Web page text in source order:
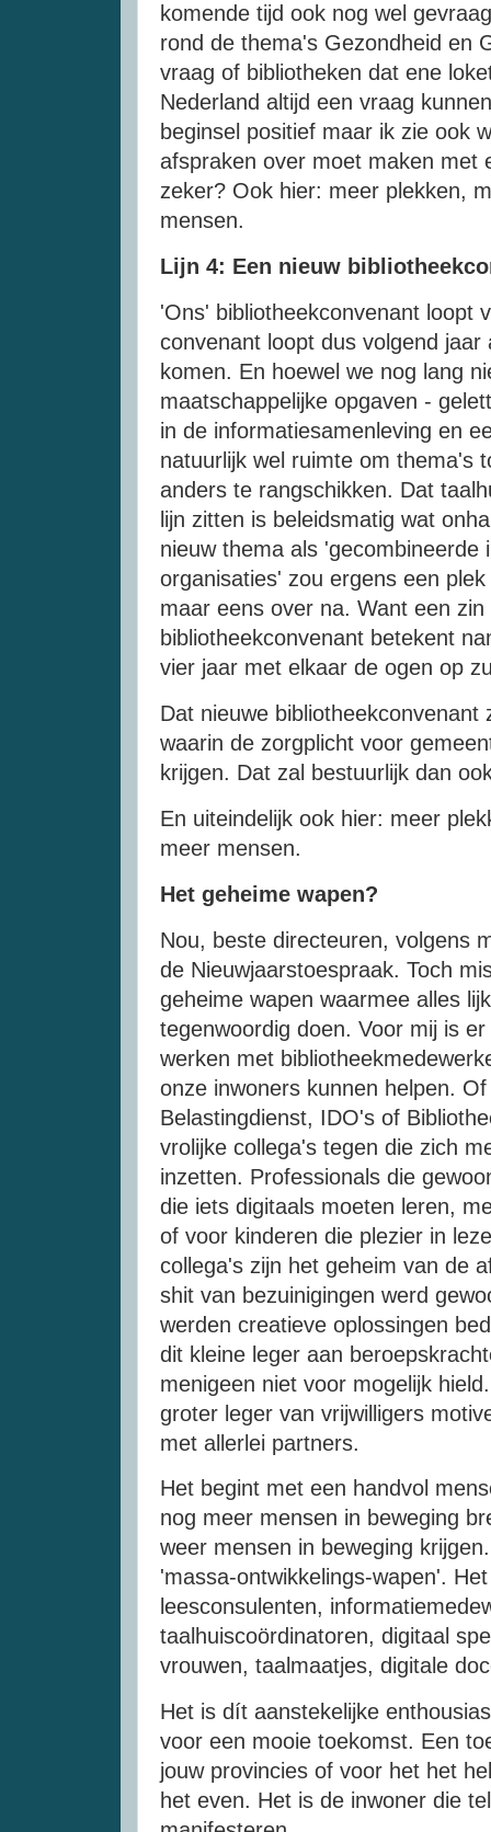
komende tijd ook nog wel
rond de thema's Gezondheid en
vraag of bibliotheken dat ene
Nederland altijd een vraag
beginsel positief maar ik zie ook
afspraken over moet maken met
zeker? Ook hier: meer plekken,
mensen.
Lijn 4: Een nieuw
'Ons' bibliotheekconvenant loopt
convenant loopt dus volgend
komen. En hoewel we nog lang
maatschappelijke opgaven -
in de informatiesamenleving en
natuurlijk wel ruimte om thema's
anders te rangschikken. Dat
lijn zitten is beleidsmatig wat
nieuw thema als 'gecombineerde
organisaties' zou ergens een
maar eens over na. Want een
bibliotheekconvenant betekent
vier jaar met elkaar de ogen op
Dat nieuwe
waarin de zorgplicht voor
krijgen. Dat zal bestuurlijk dan
En uiteindelijk ook hier: meer
meer mensen.
Het geheime wapen?
Nou, beste directeuren, volgens
de Nieuwjaarstoespraak. Toch
geheime wapen waarmee alles
tegenwoordig doen. Voor mij is
werken met
onze inwoners kunnen helpen.
Belastingdienst, IDO's of
vrolijke collega's tegen die zich
inzetten. Professionals die
die iets digitaals moeten leren,
of voor kinderen die plezier in
collega's zijn het geheim van de
shit van bezuinigingen werd
werden creatieve oplossingen
dit kleine leger aan
menigeen niet voor mogelijk
groter leger van vrijwilligers
met allerlei partners.
Het begint met een handvol
nog meer mensen in beweging
weer mensen in beweging
'massa-ontwikkelings-wapen'.
leesconsulenten,
taalhuiscoördinatoren, digitaal
vrouwen, taalmaatjes, digitale
Het is dít aanstekelijke
voor een mooie toekomst. Een
jouw provincies of voor het het
het even. Het is de inwoner die